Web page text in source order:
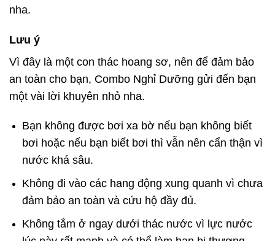
nha.
Lưu ý
Vì đây là một con thác hoang sơ, nên để đảm bảo
an toàn cho bạn, Combo Nghỉ Dưỡng gửi đến bạn
một vài lời khuyên nhỏ nha.
Bạn không được bơi xa bờ nếu bạn không biết
bơi hoặc nếu bạn biết bơi thì vẫn nên cẩn thận vì
nước khá sâu.
Không đi vào các hang động xung quanh vì chưa
đảm bảo an toàn và cứu hộ đầy đủ.
Không tắm ở ngay dưới thác nước vì lực nước